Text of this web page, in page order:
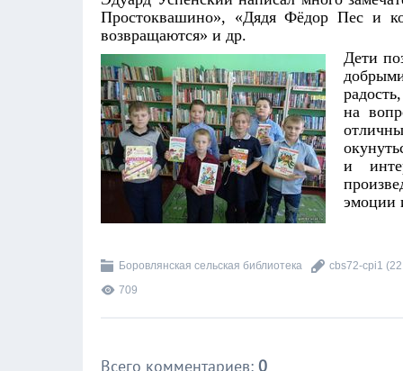
Простоквашино», «Дядя Фёдор Пес и
возвращаются» и др.
Дети
на
и
эмоции
Боровлянская сельская библиотека cbs72-cpi1
709
Всего комментариев: 0